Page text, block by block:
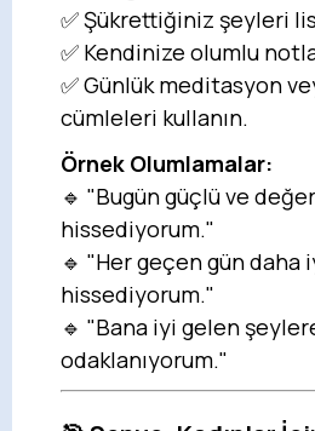
✅ Şükrettiğiniz şeyleri
✅ Kendinize olumlu
✅ Günlük meditasyon
cümleleri kullanın.
Örnek Olumlamalar:
🔹 "Bugün güçlü ve
hissediyorum."
🔹 "Her geçen gün daha
hissediyorum."
🔹 "Bana iyi gelen
odaklanıyorum."